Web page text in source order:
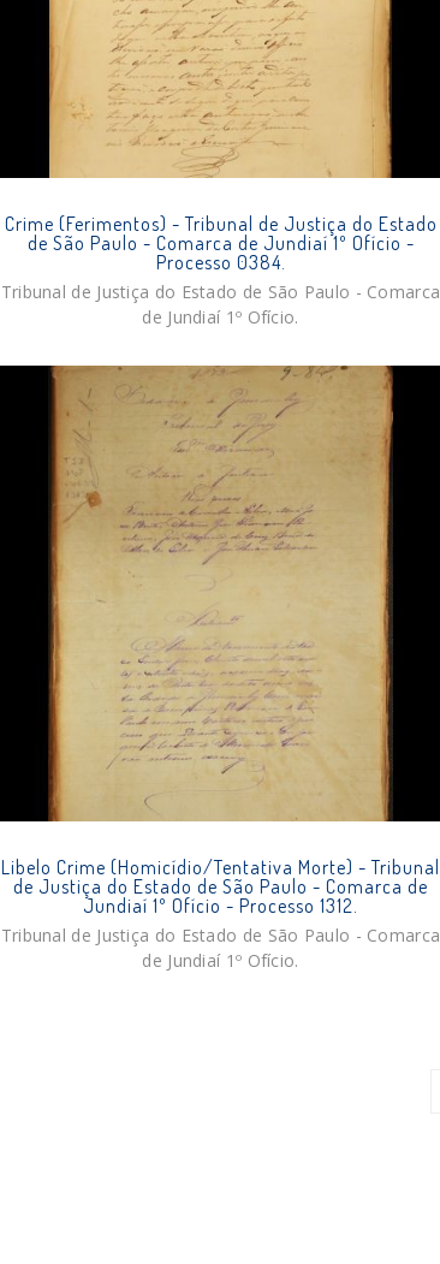
Crime (Ferimentos) - Tribunal de Justiça do Estado
de São Paulo - Comarca de Jundiaí 1º Ofício -
Processo 0384.
Tribunal de Justiça do Estado de São Paulo - Comarca
de Jundiaí 1º Ofício.
Libelo Crime (Homicídio/Tentativa Morte) - Tribunal
de Justiça do Estado de São Paulo - Comarca de
Jundiaí 1º Ofício - Processo 1312.
Tribunal de Justiça do Estado de São Paulo - Comarca
de Jundiaí 1º Ofício.